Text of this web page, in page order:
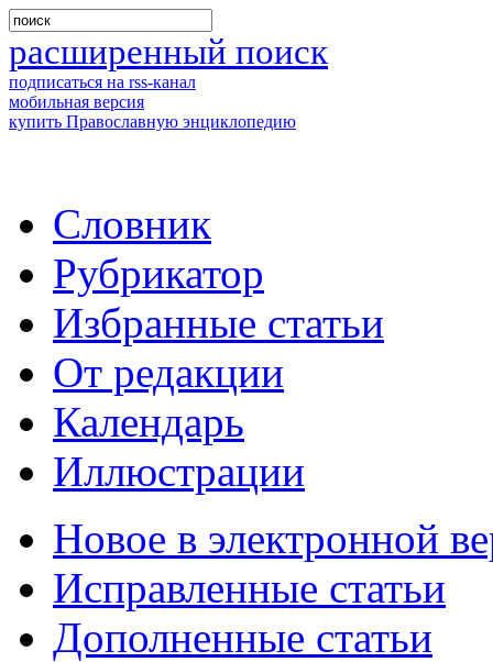
расширенный поиск
подписаться на rss-канал
мобильная версия
купить Православную энциклопедию
Словник
Рубрикатор
Избранные статьи
От редакции
Календарь
Иллюстрации
Новое в электронной
Исправленные статьи
Дополненные статьи